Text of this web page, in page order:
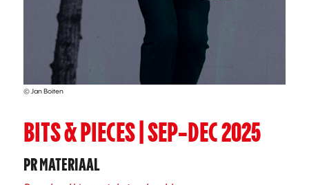
© Jan Boiten
BITS & PIECES | SEP-DEC 2025
PR MATERIAAL